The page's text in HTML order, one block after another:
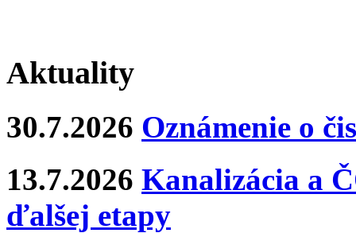
Aktuality
30.7.2026 Oznámenie o
13.7.2026 Kanalizácia a
ďalšej etapy